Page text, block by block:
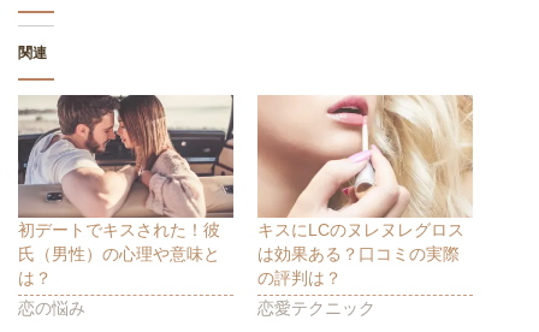
て
T
t
e
r
で
共
有
(
新
し
い
ウ
ィ
ン
で
開
す
る
に
は
ク
リ
ッ
ク
し
て
く
だ
(
e
+
で
共
有
(
新
し
い
ウ
ィ
ン
で
関連
初デートでキスされた！彼
氏（男性）の心理や意味と
は？
恋の悩み
キスにLCのヌレヌレグロス
は効果ある？口コミの実際
の評判は？
恋愛テクニック